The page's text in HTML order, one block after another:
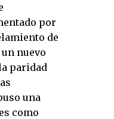
por
de
nuevo
paridad
una
como